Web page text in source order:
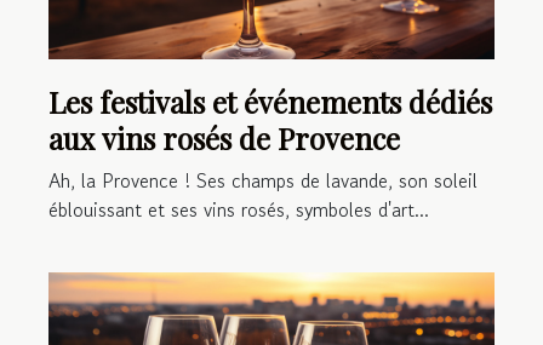
Les festivals et événements dédiés
aux vins rosés de Provence
Ah, la Provence ! Ses champs de lavande, son soleil
éblouissant et ses vins rosés, symboles d'art...